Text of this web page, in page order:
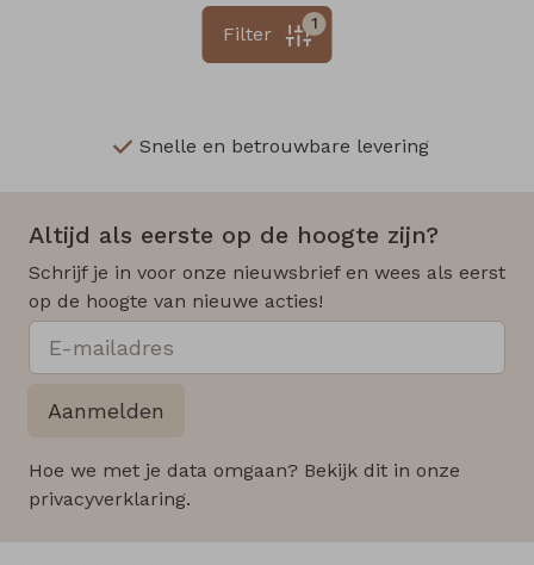
1
Filter
Snelle en betrouwbare levering
Altijd als eerste op de hoogte zijn?
Schrijf je in voor onze nieuwsbrief en wees als eerst
op de hoogte van nieuwe acties!
Aanmelden
Hoe we met je data omgaan? Bekijk dit in onze
privacyverklaring.